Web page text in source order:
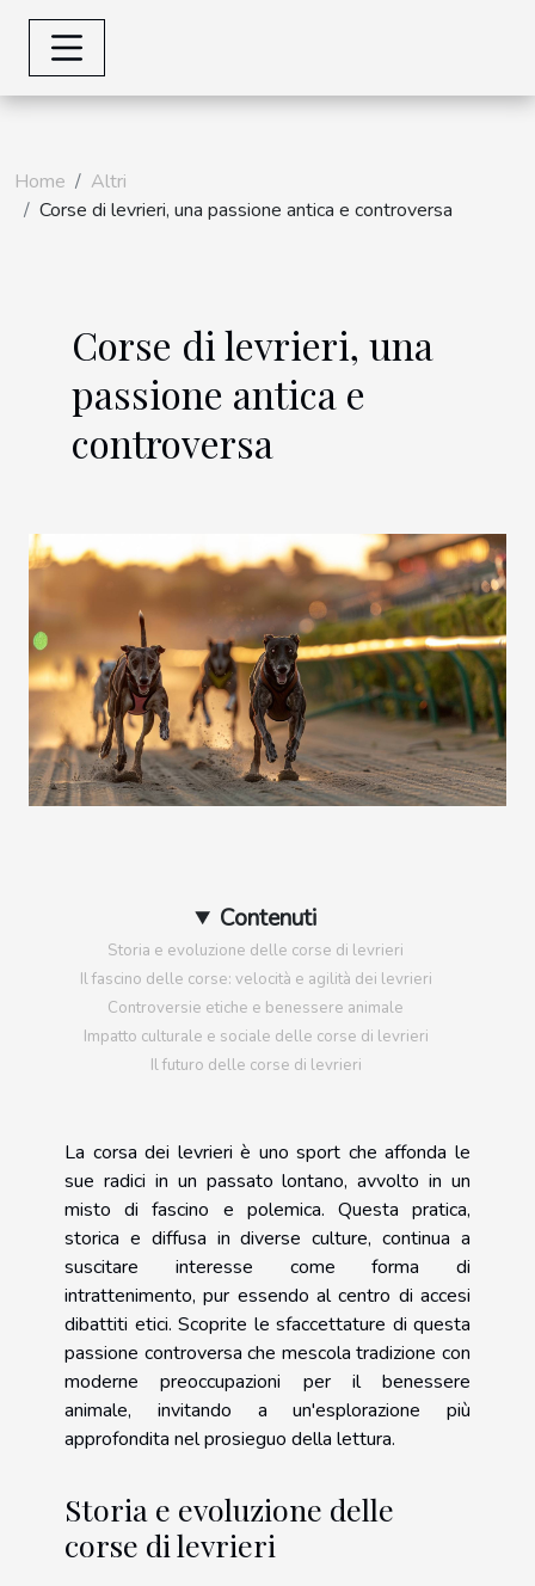
Home
Altri
Corse di levrieri, una passione antica e controversa
Corse di levrieri, una
passione antica e
controversa
Contenuti
Storia e evoluzione delle corse di levrieri
Il fascino delle corse: velocità e agilità dei levrieri
Controversie etiche e benessere animale
Impatto culturale e sociale delle corse di levrieri
Il futuro delle corse di levrieri
La corsa dei levrieri è uno sport che affonda le
sue radici in un passato lontano, avvolto in un
misto di fascino e polemica. Questa pratica,
storica e diffusa in diverse culture, continua a
suscitare interesse come forma di
intrattenimento, pur essendo al centro di accesi
dibattiti etici. Scoprite le sfaccettature di questa
passione controversa che mescola tradizione con
moderne preoccupazioni per il benessere
animale, invitando a un'esplorazione più
approfondita nel prosieguo della lettura.
Storia e evoluzione delle
corse di levrieri